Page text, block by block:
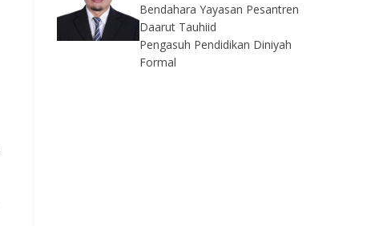
Bendahara Yayasan Pesantren
Daarut Tauhiid
Pengasuh Pendidikan Diniyah
Formal